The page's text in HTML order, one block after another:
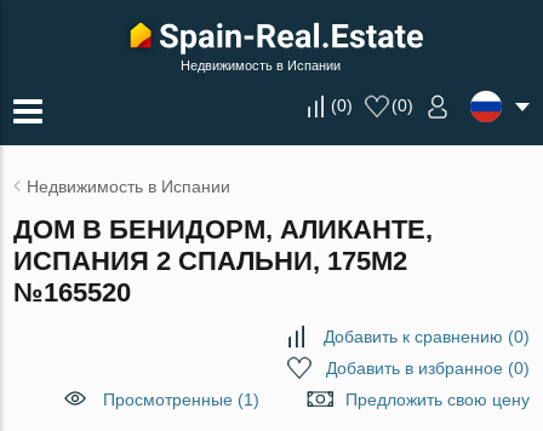
Недвижимость в Испании
(0) (0)
Недвижимость в Испании
ДОМ В БЕНИДОРМ, АЛИКАНТЕ,
ИСПАНИЯ 2 СПАЛЬНИ, 175М2
№165520
Добавить к сравнению (0)
Добавить в избранное(0)
Просмотренные (1)
Предложить свою цену